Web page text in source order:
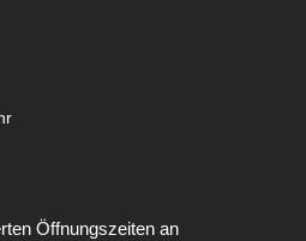
Öffnungszeiten an